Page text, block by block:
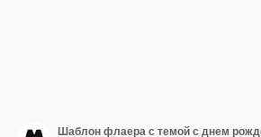
Шаблон флаера с темой с днем